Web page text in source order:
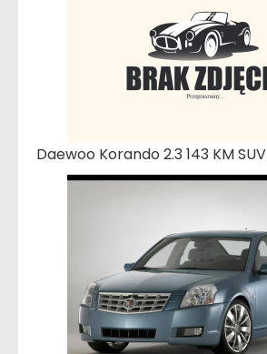
Daewoo Korando 2.3 143 KM SUV